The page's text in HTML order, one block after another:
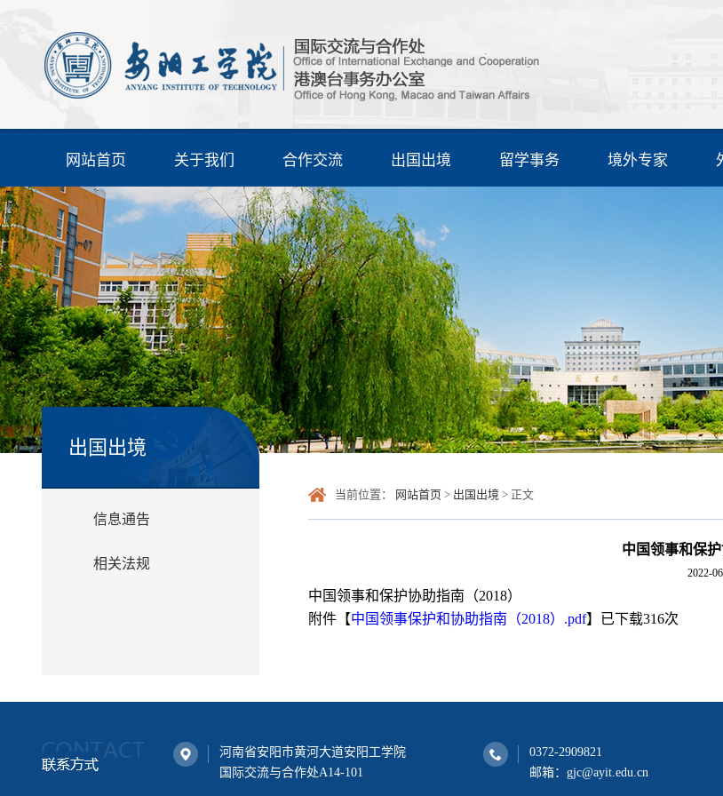
网站首页 关于我们 合作交流 出国出境 留学事务 境外专家
出国出境
信息通告
相关法规
当前位置： 网站首页 > 出国出境 > 正文
中国领事和保护
2022-
中国领事和保护协助指南（2018）
附件【中国领事保护和协助指南（2018）.pdf】 已下载316次
河南省安阳市黄河大道安阳工学院
国际交流与合作处A14-101
0372-2909821
邮箱：gjc@ayit.edu.cn